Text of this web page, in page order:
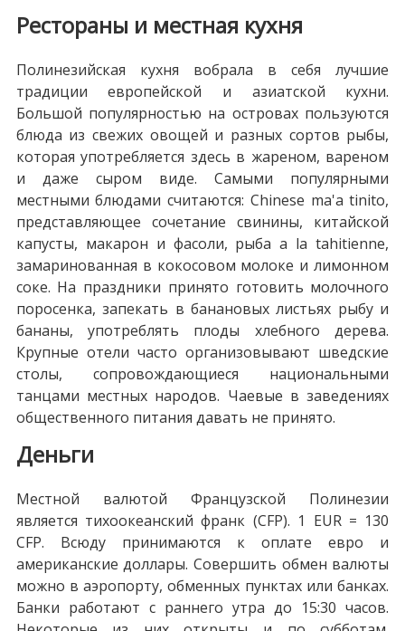
Рестораны и местная кухня
Полинезийская кухня вобрала в себя лучшие
традиции европейской и азиатской кухни.
Большой популярностью на островах пользуются
блюда из свежих овощей и разных сортов рыбы,
которая употребляется здесь в жареном, вареном
и даже сыром виде. Самыми популярными
местными блюдами считаются: Chinese ma'a tinito,
представляющее сочетание свинины, китайской
капусты, макарон и фасоли, рыба a la tahitienne,
замаринованная в кокосовом молоке и лимонном
соке. На праздники принято готовить молочного
поросенка, запекать в банановых листьях рыбу и
бананы, употреблять плоды хлебного дерева.
Крупные отели часто организовывают шведские
столы, сопровождающиеся национальными
танцами местных народов. Чаевые в заведениях
общественного питания давать не принято.
Деньги
Местной валютой Французской Полинезии
является тихоокеанский франк (CFP). 1 EUR = 130
CFP. Всюду принимаются к оплате евро и
американские доллары. Совершить обмен валюты
можно в аэропорту, обменных пунктах или банках.
Банки работают с раннего утра до 15:30 часов.